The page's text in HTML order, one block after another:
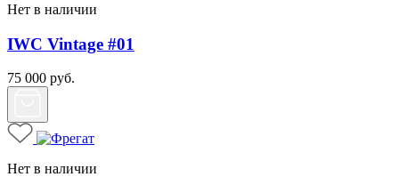
Нет в наличии
IWC Vintage #01
75 000 руб.
Нет в наличии